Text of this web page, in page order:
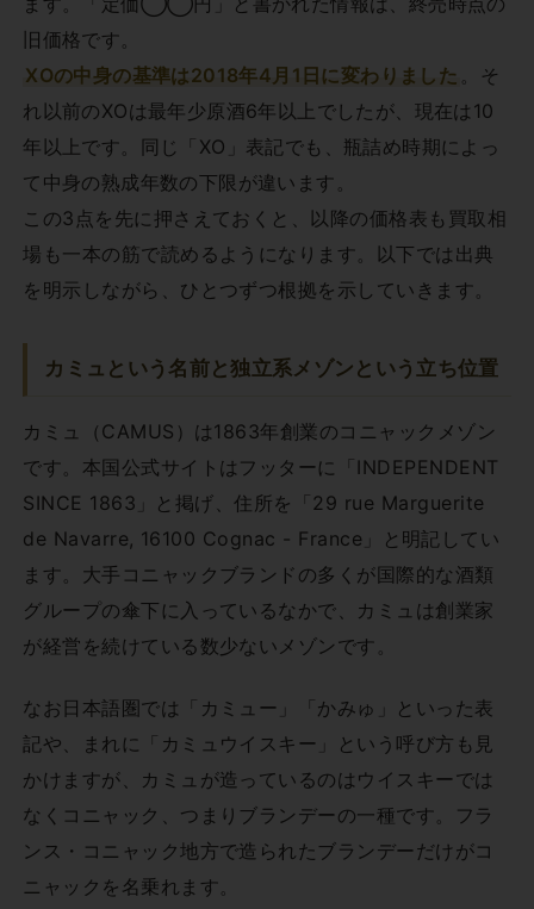
旧価格です。
XOの中身の基準は2018年4月1日に変わりました 。そ
れ以前のXOは最年少原酒6年以上でしたが、現在は10
年以上です。同じ「XO」表記でも、瓶詰め時期によっ
て中身の熟成年数の下限が違います。
この3点を先に押さえておくと、以降の価格表も買取相
場も一本の筋で読めるようになります。以下では出典
を明示しながら、ひとつずつ根拠を示していきます。
カミュという名前と独立系メゾンという立ち位置
カミュ（CAMUS）は1863年創業のコニャックメゾン
です。本国公式サイトはフッターに「INDEPENDENT
SINCE 1863」と掲げ、住所を「29 rue Marguerite
de Navarre, 16100 Cognac - France」と明記してい
ます。大手コニャックブランドの多くが国際的な酒類
グループの傘下に入っているなかで、カミュは創業家
が経営を続けている数少ないメゾンです。
なお日本語圏では「カミュー」「かみゅ」といった表
記や、まれに「カミュウイスキー」という呼び方も見
かけますが、カミュが造っているのはウイスキーでは
なくコニャック、つまりブランデーの一種です。フラ
ンス・コニャック地方で造られたブランデーだけがコ
ニャックを名乗れます。